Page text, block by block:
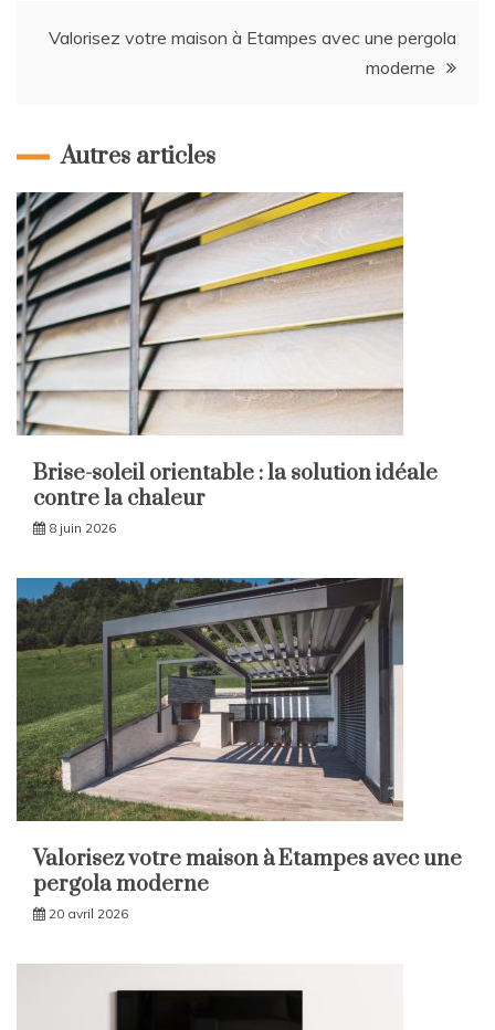
Valorisez votre maison à Etampes avec une pergola
moderne
Autres articles
Brise-soleil orientable : la solution idéale
contre la chaleur
8 juin 2026
Valorisez votre maison à Etampes avec une
pergola moderne
20 avril 2026